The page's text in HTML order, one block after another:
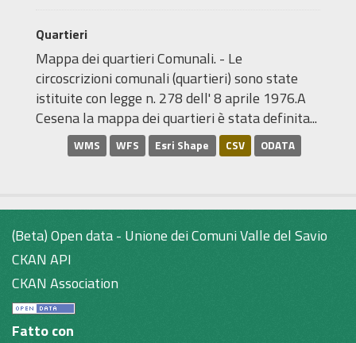
Quartieri
Mappa dei quartieri Comunali. - Le
circoscrizioni comunali (quartieri) sono state
istituite con legge n. 278 dell' 8 aprile 1976.A
Cesena la mappa dei quartieri è stata definita...
WMS WFS Esri Shape CSV ODATA
(Beta) Open data - Unione dei Comuni Valle del Savio
CKAN API
CKAN Association
Fatto con